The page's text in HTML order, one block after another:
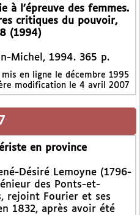
à l’épreuve des femmes.
critiques du pouvoir,
(1994)
Michel, 1994. 365 p.
en ligne le décembre 1995
modification le 4 avril 2007
en province
Désiré Lemoyne (1796-
des Ponts-et-
rejoint Fourier et ses
1832, après avoir été